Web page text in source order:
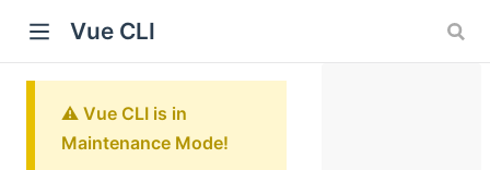
Vue CLI
⚠️ Vue CLI is in
Maintenance Mode!